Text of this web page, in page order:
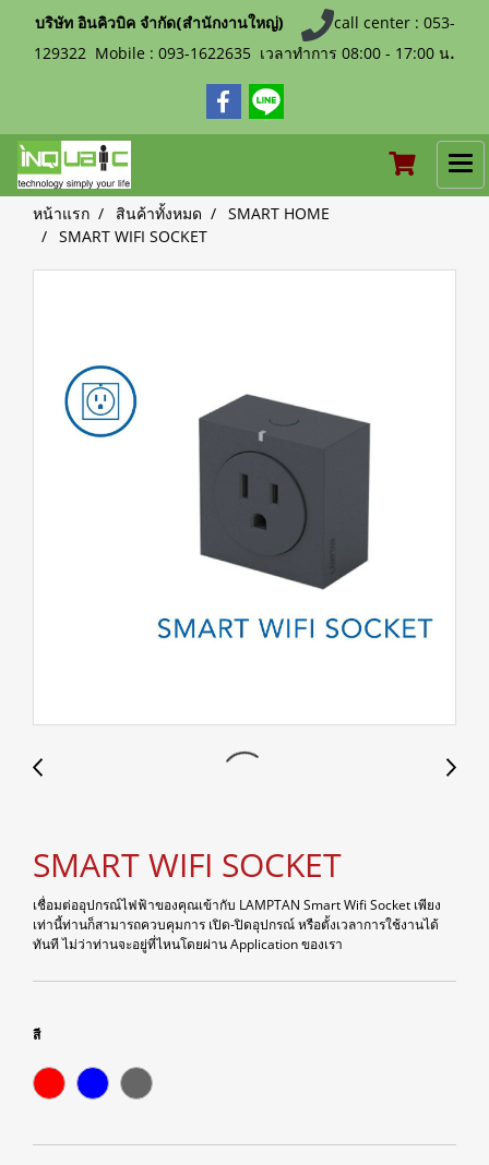
บริษัท อินคิวบิค จำกัด(สำนักงานใหญ่)
call center : 053-
129322 Mobile : 093-1622635 เวลาทำการ 08:00 - 17:00 น.
หน้าแรก สินค้าทั้งหมด
SMART HOME
SMART WIFI SOCKET
SMART WIFI SOCKET
เชื่อมต่ออุปกรณ์ไฟฟ้าของคุณเข้ากับ LAMPTAN Smart Wifi Socket เพียง
เท่านี้ท่านก็สามารถควบคุมการ เปิด-ปิดอุปกรณ์ หรือตั้งเวลาการใช้งานได้
ทันที ไม่ว่าท่านจะอยู่ที่ไหนโดยผ่าน Application ของเรา
สี